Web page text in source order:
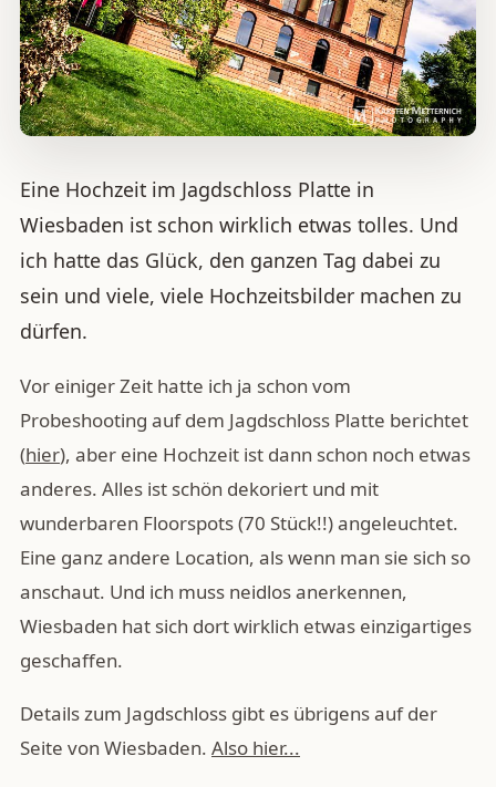
Eine Hochzeit im Jagdschloss Platte in
Wiesbaden ist schon wirklich etwas tolles. Und
ich hatte das Glück, den ganzen Tag dabei zu
sein und viele, viele Hochzeitsbilder machen zu
dürfen.
Vor einiger Zeit hatte ich ja schon vom
Probeshooting auf dem Jagdschloss Platte berichtet
(hier), aber eine Hochzeit ist dann schon noch etwas
anderes. Alles ist schön dekoriert und mit
wunderbaren Floorspots (70 Stück!!) angeleuchtet.
Eine ganz andere Location, als wenn man sie sich so
anschaut. Und ich muss neidlos anerkennen,
Wiesbaden hat sich dort wirklich etwas einzigartiges
geschaffen.
Details zum Jagdschloss gibt es übrigens auf der
Seite von Wiesbaden. Also hier...